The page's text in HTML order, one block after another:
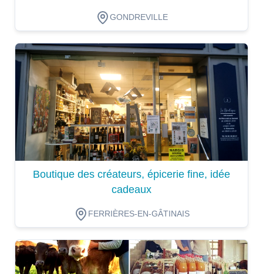
GONDREVILLE
Dégustation
Boutique des créateurs, épicerie fine, idée
cadeaux
FERRIÈRES-EN-GÂTINAIS
Dégustation